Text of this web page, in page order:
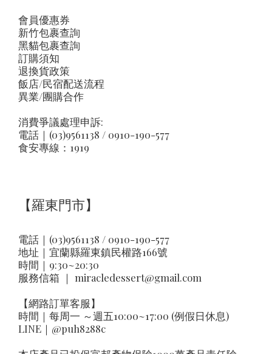
會員優惠券
新竹包裹查詢
黑貓包裹查詢
訂購須知
退換貨政策
飯店/民宿配送流程
異業/團購合作
消費爭議處理申訴:
電話｜(03)9561138 / 0910-190-577
食安專線：1919
【羅東門市】
電話｜(03)9561138 / 0910-190-577
地址｜ 宜蘭縣羅東鎮民權路166號
時間｜9:30~20:30
服務信箱 ｜ miracledessert@gmail.com
【網路訂單客服】
時間｜每周一 ～週五10:00~17:00 (例假日休息)
LINE｜ @puh8288c